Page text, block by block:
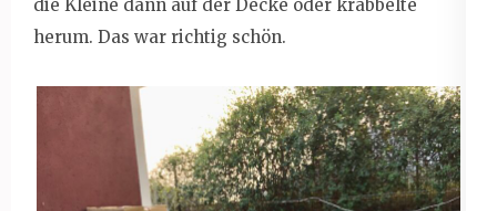
die Kleine dann auf der Decke oder krabbelte
herum. Das war richtig schön.